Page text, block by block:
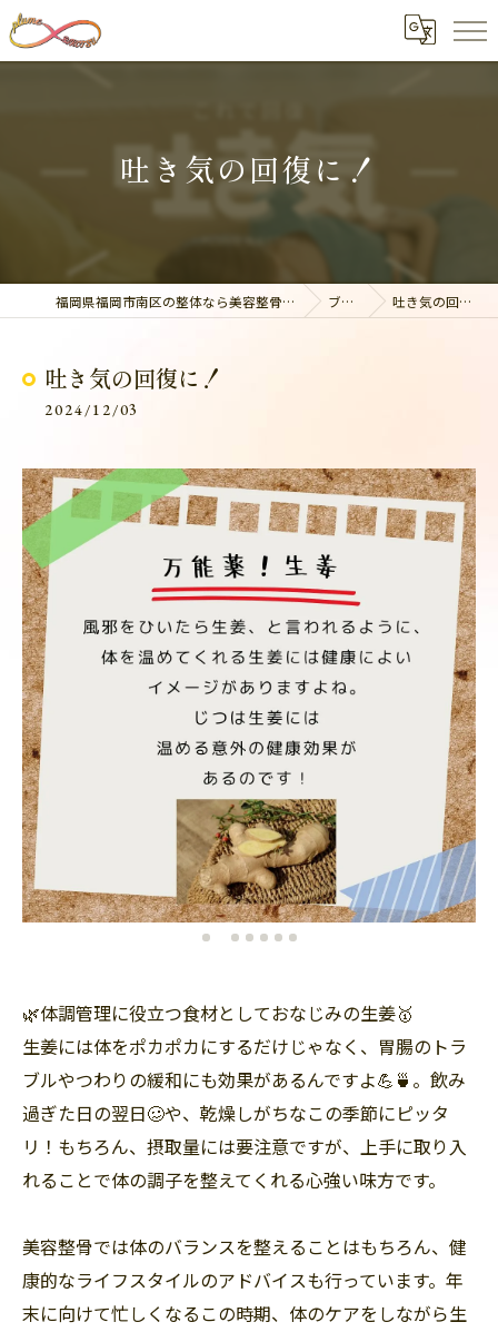
吐き気の回復に！
福岡県福岡市南区の整体なら美容整骨サロン plume ブログ 吐き気の回復に！
吐き気の回復に！
2024/12/03
🌿体調管理に役立つ食材としておなじみの生姜🥇
生姜には体をポカポカにするだけじゃなく、胃腸のトラ
ブルやつわりの緩和にも効果があるんですよ💪🍵。飲み
過ぎた日の翌日🥴や、乾燥しがちなこの季節にピッタ
リ！もちろん、摂取量には要注意ですが、上手に取り入
れることで体の調子を整えてくれる心強い味方です。
美容整骨では体のバランスを整えることはもちろん、健
康的なライフスタイルのアドバイスも行っています。年
末に向けて忙しくなるこの時期、体のケアをしながら生